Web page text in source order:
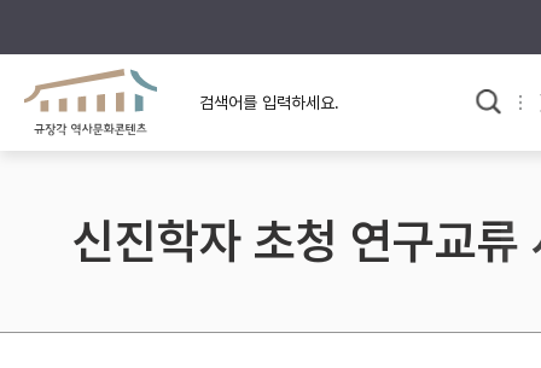
규장각의 어제와 오늘
규장각 소개영상
사료와 문학으로 본
고대
고려
조선 후기
신진학자 초청 연구교류